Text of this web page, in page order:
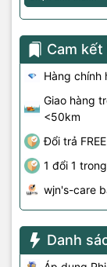
Cam kết
Hàng chính
Giao hàng
<50km
Đổi trả
1 đổi 1
wjn's-care
Danh